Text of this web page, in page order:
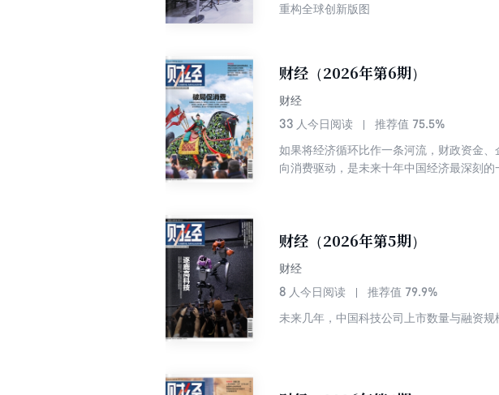
重构全球创新版图
财经（2026年第6期）
财经
33 人今日阅读 推荐值 75.5%
如果将经济循环比作一条河流，财政资金
向消费驱动，是未来十年中国经济最深刻的
财经（2026年第5期）
财经
8 人今日阅读 推荐值 79.9%
未来几年，中国科技公司上市数量与融资